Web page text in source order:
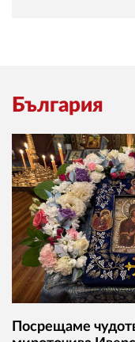
България
Посрещаме